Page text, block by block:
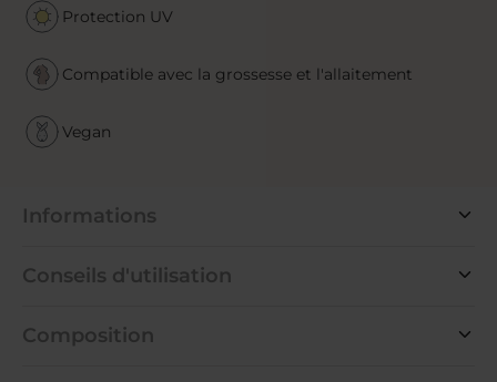
Protection UV
Compatible avec la grossesse et l'allaitement
Vegan
Informations
Conseils d'utilisation
Composition